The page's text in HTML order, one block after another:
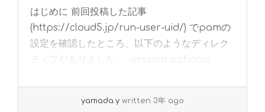
はじめに 前回投稿した記事
(https://cloud5.jp/run-user-uid/) でpamの
設定を確認したところ、以下のようなディレク
ティブがありました。 -session optional
yamada.y written 3年 ago